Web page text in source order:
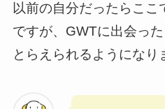
以前の自分だったらここ
ですが、GWTに出会っ
とらえられるようになり